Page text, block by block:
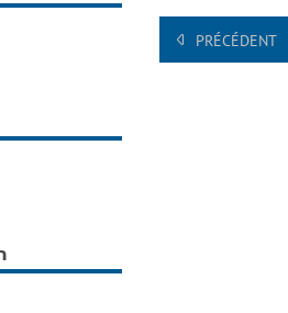
PRÉCÉDENT